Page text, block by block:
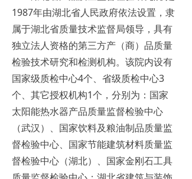
1987年由湖北省人民政府依法设置，隶
属于湖北省质量技术监督局领导，具有
独立法人资格的第三方产（商）品质量
检验技术研究和检测机构。该院内设有
国家级质检中心4个、省级质检中心3
个、其它授权机构1个，分别为：国家
太阳能热水器产品质量监督检验中心
（武汉）、国家饮料及粮油制品质量监
督检验中心、国家节能建筑材料质量监
督检验中心（湖北）、国家金刚石工具